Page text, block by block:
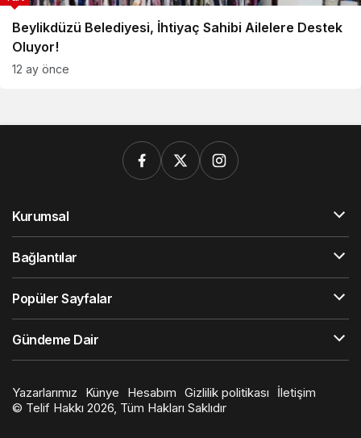
Beylikdüzü Belediyesi, İhtiyaç Sahibi Ailelere Destek
Oluyor!
12 ay önce
Kurumsal
Bağlantılar
Popüler Sayfalar
Gündeme Dair
Yazarlarımız Künye Hesabım Gizlilik politikası
İletişim
© Telif Hakkı 2026, Tüm Hakları Saklıdır